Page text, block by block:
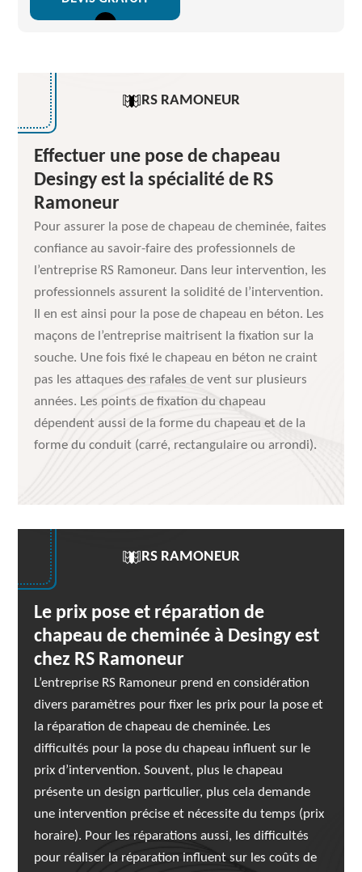
RS RAMONEUR
Effectuer une pose de chapeau
Desingy est la spécialité de RS
Ramoneur
Pour assurer la pose de chapeau de cheminée, faites
confiance au savoir-faire des professionnels de
l’entreprise RS Ramoneur. Dans leur intervention, les
professionnels assurent la solidité de l’intervention.
Il en est ainsi pour la pose de chapeau en béton. Les
maçons de l’entreprise maitrisent la fixation sur la
souche. Une fois fixé le chapeau en béton ne craint
pas les attaques des rafales de vent sur plusieurs
années. Les points de fixation du chapeau
dépendent aussi de la forme du chapeau et de la
forme du conduit (carré, rectangulaire ou arrondi).
RS RAMONEUR
Le prix pose et réparation de
chapeau de cheminée à Desingy est
chez RS Ramoneur
L’entreprise RS Ramoneur prend en considération
divers paramètres pour fixer les prix pour la pose et
la réparation de chapeau de cheminée. Les
difficultés pour la pose du chapeau influent sur le
prix d’intervention. Souvent, plus le chapeau
présente un design particulier, plus cela demande
une intervention précise et nécessite du temps (prix
horaire). Pour les réparations aussi, les difficultés
pour réaliser la réparation influent sur les coûts de